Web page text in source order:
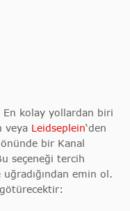
En kolay yollardan biri
veya Leidseplein‘den
bir Kanal
seçeneği tercih
emin ol.